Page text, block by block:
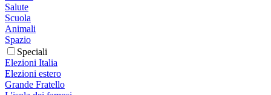
Salute
Scuola
Animali
Spazio
Speciali
Elezioni Italia
Elezioni estero
Grande Fratello